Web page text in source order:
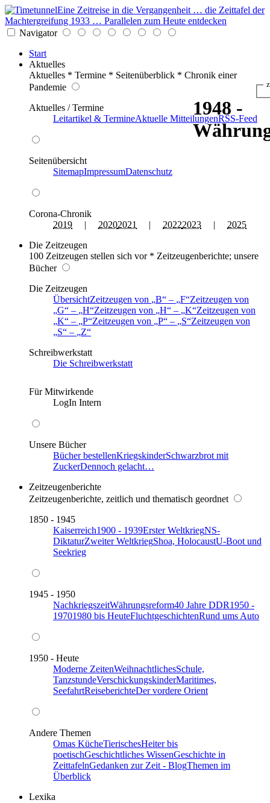
Eine Zeitreise in die Vergangenheit … die Zeittafel der
Machtergreifung 1933 … Parallelen zum Heute entdecken
Navigator
Start
Aktuelles
Aktuelles * Termine * Seitenüberblick * Chronik einer
Pandemie
Aktuelles / Termine
Leitartikel & TermineAktuelle MitteilungenRSS-Feed
Seitenübersicht
SitemapImpressumDatenschutz
Corona-Chronik
2019 | 20202021 | 20222023 | 2025
Die Zeitzeugen
100 Zeitzeugen stellen sich vor * Zeitzeugenberichte; unsere
Bücher
Die Zeitzeugen
ÜbersichtZeitzeugen von B – F Zeitzeugen von
G
– H Zeitzeugen von H – K Zeitzeugen von
K
– P Zeitzeugen von P – S Zeitzeugen von
S
–
Z
Schreibwerkstatt
Die Schreibwerkstatt
Für Mitwirkende
LogIn Intern
Unsere Bücher
Bücher bestellenKriegskinderSchwarzbrot mit
ZuckerDennoch gelacht…
Zeitzeugenberichte
Zeitzeugenberichte, zeitlich und thematisch geordnet
1850 - 1945
Kaiserreich1900 - 1939Erster WeltkriegNS-
DiktaturZweiter WeltkriegShoa, HolocaustU-Boot und
Seekrieg
1945 - 1950
NachkriegszeitWährungsreform40 Jahre DDR1950 -
19701980 bis HeuteFluchtgeschichtenRund ums Auto
1950 - Heute
Moderne ZeitenWeihnachtlichesSchule,
TanzstundeVerschickungskinderMaritimes,
SeefahrtReiseberichteDer vordere Orient
Andere Themen
Omas KücheTierischesHeiter bis
poetischGeschichtliches WissenGeschichte in
ZeittafelnGedanken zur Zeit - BlogThemen im
Überblick
Lexika
1948 -